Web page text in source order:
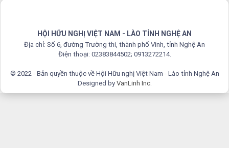
HỘI HỮU NGHỊ VIỆT NAM - LÀO TỈNH NGHỆ AN
Địa chỉ: Số 6, đường Trường thi, thành phố Vinh, tỉnh Nghệ An
Điện thoại: 02383844502; 0913272214.
© 2022 - Bản quyền thuộc về Hội Hữu nghị Việt Nam - Lào tỉnh Nghệ An
Designed by VanLinh Inc.